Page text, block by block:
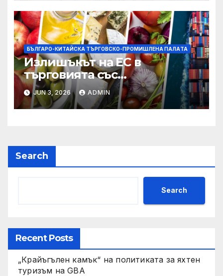
БЪЛГАРО-КИТАЙСКА ТЪРГОВСКО-ПРОМИШЛЕНА ПАЛAТА
Излишъкът на ЕС в
търговията със
селскостопански храни се
увеличава през февруари
JUN 3, 2026 ADMIN
Search
Search
Recent Posts
„Крайъгълен камък“ на политиката за яхтен
туризъм на GBA